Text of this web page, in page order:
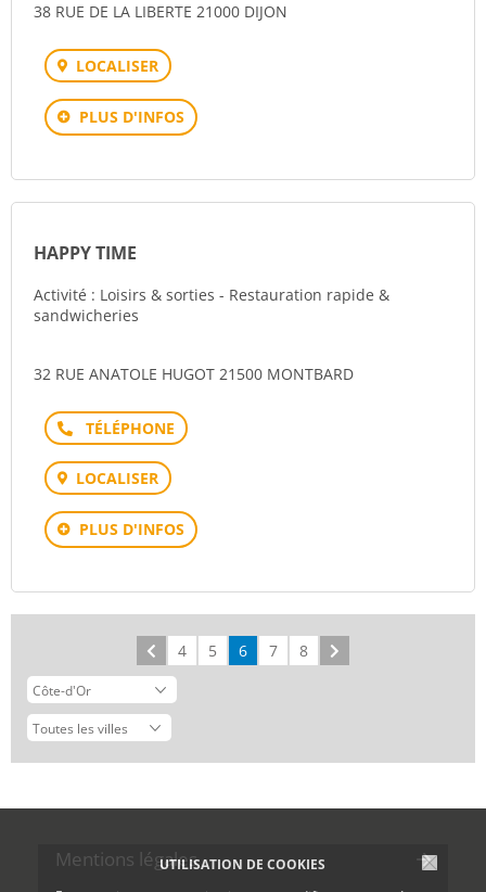
UTILISATION DE COOKIES
38 RUE DE LA LIBERTE 21000 DIJON
LOCALISER
PLUS D'INFOS
HAPPY TIME
Activité : Loisirs & sorties - Restauration rapide &
sandwicheries
32 RUE ANATOLE HUGOT 21500 MONTBARD
Téléphone
LOCALISER
PLUS D'INFOS
Précédent
4 5 6 7 8
Mentions légales